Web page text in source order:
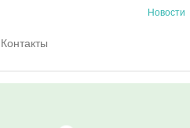
Новости
Контакты